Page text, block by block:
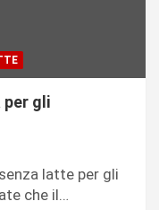
gli
latte per gli
che il…